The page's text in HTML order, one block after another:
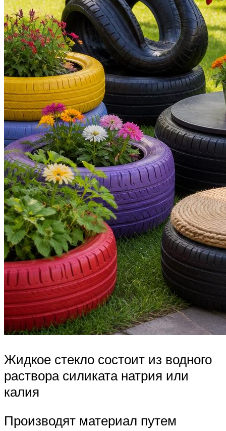
Жидкое стекло состоит из водного
раствора силиката натрия или
калия
Производят материал путем